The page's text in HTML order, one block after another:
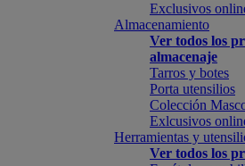
Exclusivos
Almacenamiento
Ver todos los
almacenaje
Tarros y botes
Porta utensilios
Colección
Exlcusivos
Herramientas y
Ver todos los